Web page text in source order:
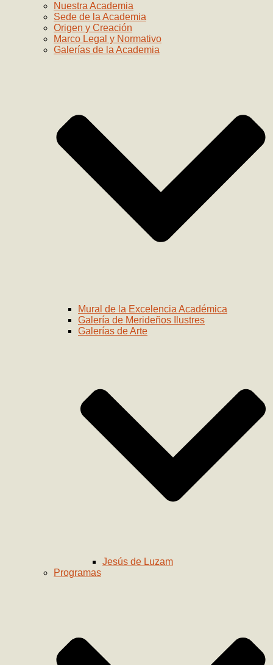
Nuestra Academia
Sede de la Academia
Origen y Creación
Marco Legal y Normativo
Galerías de la Academia
Mural de la Excelencia Académica
Galería de Merideños Ilustres
Galerías de Arte
Jesús de Luzam
Programas